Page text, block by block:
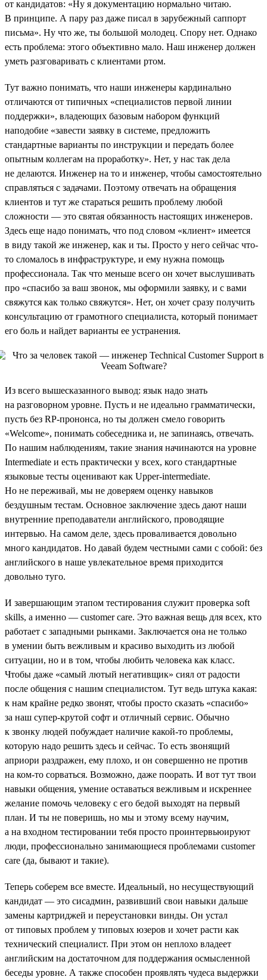
от кандидатов: «Ну я документацию нормально читаю.
В принципе. А пару раз даже писал в зарубежный саппорт
письма». Ну что же, ты большой молодец. Спору нет. Однако
есть проблема: этого объективно мало. Наш инженер должен
уметь разговаривать с клиентами ртом.
Тут важно понимать, что наши инженеры кардинально
отличаются от типичных «специалистов первой линии
поддержки», владеющих базовым набором функций
наподобие «завести заявку в системе, предложить
стандартные варианты по инструкции и передать более
опытным коллегам на проработку». Нет, у нас так дела
не делаются. Инженер на то и инженер, чтобы самостоятельно
справляться с задачами. Поэтому отвечать на обращения
клиентов и тут же стараться решить проблему любой
сложности — это святая обязанность настоящих инженеров.
Здесь еще надо понимать, что под словом «клиент» имеется
в виду такой же инженер, как и ты. Просто у него сейчас что-
то сломалось в инфраструктуре, и ему нужна помощь
профессионала. Так что меньше всего он хочет выслушивать
про «спасибо за ваш звонок, мы оформили заявку, и с вами
свяжутся как только свяжутся». Нет, он хочет сразу получить
консультацию от грамотного специалиста, который понимает
его боль и найдет варианты ее устранения.
Из всего вышесказанного вывод: язык надо знать
на разговорном уровне. Пусть и не идеально грамматически,
пусть без RP-прононса, но ты должен смело говорить
«Welcome», понимать собеседника и, не запинаясь, отвечать.
По нашим наблюдениям, такие знания начинаются на уровне
Intermediate и есть практически у всех, кого стандартные
языковые тесты оценивают как Upper-intermediate.
Но не переживай, мы не доверяем оценку навыков
бездушным тестам. Основное заключение здесь дают наши
внутренние преподаватели английского, проводящие
интервью. На самом деле, здесь проваливается довольно
много кандидатов. Но давай будем честными сами с собой: без
английского в наше увлекательное время приходится
довольно туго.
И завершающим этапом тестирования служит проверка soft
skills, а именно — customer care. Это важная вещь для всех, кто
работает c западными рынками. Заключается она не только
в умении быть вежливым и красиво выходить из любой
ситуации, но и в том, чтобы любить человека как класс.
Чтобы даже «самый лютый негативщик» сиял от радости
после общения с нашим специалистом. Тут ведь штука какая:
к нам крайне редко звонят, чтобы просто сказать «спасибо»
за наш супер-крутой софт и отличный сервис. Обычно
к звонку людей побуждает наличие какой-то проблемы,
которую надо решить здесь и сейчас. То есть звонящий
априори раздражен, ему плохо, и он совершенно не против
на ком-то сорваться. Возможно, даже поорать. И вот тут твои
навыки общения, умение оставаться вежливым и искреннее
желание помочь человеку с его бедой выходят на первый
план. И ты не поверишь, но мы и этому всему научим,
а на входном тестировании тебя просто проинтервьюируют
люди, профессионально занимающиеся проблемами customer
care (да, бывают и такие).
Теперь соберем все вместе. Идеальный, но несуществующий
кандидат — это сисадмин, развивший свои навыки дальше
замены картриджей и переустановки винды. Он устал
от типовых проблем у типовых юзеров и хочет расти как
технический специалист. При этом он неплохо владеет
английским на достаточном для поддержания осмысленной
беседы уровне. А также способен проявлять чудеса выдержки